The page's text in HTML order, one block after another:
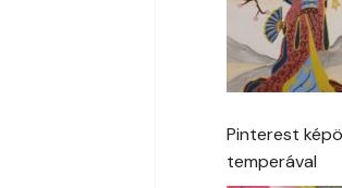
Pinterest
temperával